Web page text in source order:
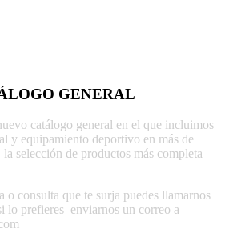
GENERAL
catálogo general en el que incluimos
y equipamiento deportivo en más de
la selección de productos más completa
o consulta que te surja puedes llamarnos
lo prefieres enviarnos un correo a